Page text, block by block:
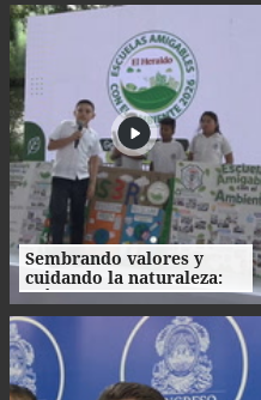
bienvenida
Sembrando valores y
cuidando la naturaleza:
así fue la clausura de las
Escuelas Amigables con el
Ambiente